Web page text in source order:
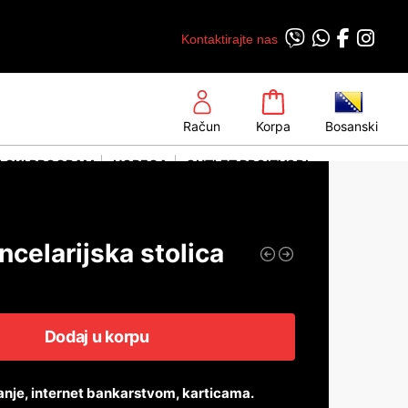
Kontaktirajte nas
Račun Korpa Bosanski
PROGRAM HORECA OUTLET PROIZVODI
stolica
Dodaj u korpu
internet bankarstvom, karticama.